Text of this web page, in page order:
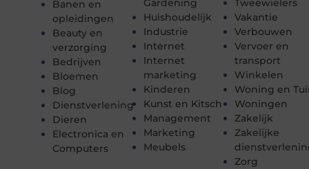
Banen en
opleidingen
Beauty en
verzorging
Bedrijven
Bloemen
Blog
Dienstverlening
Dieren
Electronica en
Computers
Gardening
Huishoudelijk
Industrie
Internet
Internet
marketing
Kinderen
Kunst en Kitsch
Management
Marketing
Meubels
Tweewielers
Vakantie
Verbouwen
Vervoer en
transport
Winkelen
Woning en
Woningen
Zakelijk
Zakelijke
Zorg